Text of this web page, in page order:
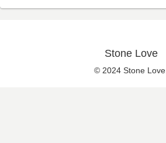
Stone Love
© 2024 Stone Love.